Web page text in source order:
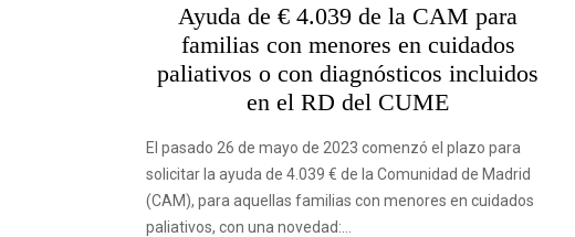
Ayuda de € 4.039 de la CAM para
familias con menores en cuidados
paliativos o con diagnósticos incluidos
en el RD del CUME
El pasado 26 de mayo de 2023 comenzó el plazo para
solicitar la ayuda de 4.039 € de la Comunidad de Madrid
(CAM), para aquellas familias con menores en cuidados
paliativos, con una novedad:…